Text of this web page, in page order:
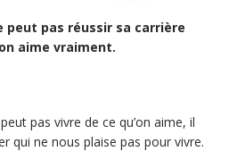
peut pas réussir sa carrière
aime vraiment.
pas vivre de ce qu’on aime, il
qui ne nous plaise pas pour vivre.